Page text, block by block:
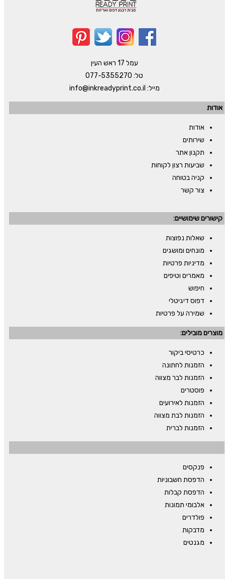
עמל 17 ראש העין
טל: 077-5355270
מייל: info@inkreadyprint.co.il
אודות
אודות
שירותים
תקנון אתר
שביעות רצון לקוחות
קניה בטוחה
צור קשר
קישורים שימושיים:
שאלות נפוצות
מונחים ומושגים
מדיניות פרטיות
מאמרים וטיפים
חיפוש
דפוס דיגיטלי
שמירה על פרטיות
מוצרים מובילים:
כרטיסי ביקור
הזמנות לחתונה
הזמנות לבר מצווה
פוסטרים
הזמנות לאירועים
הזמנות לבת מצווה
הזמנות לברית
פנקסים
הדפסת חשבוניות
הדפסת קבלות
אלבומי תמונות
פולדרים
מדבקות
מגנטים